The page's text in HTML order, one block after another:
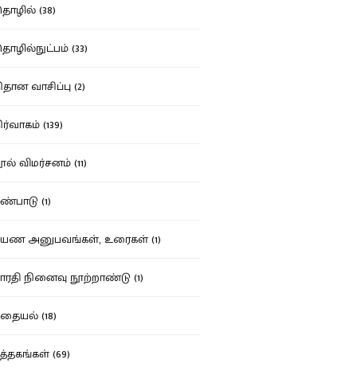
(38)
(33)
வாசிப்பு (2)
(139)
விமர்சனம் (11)
(1)
அனுபவங்கள், உரைகள் (1)
நினைவு நூற்றாண்டு (1)
(18)
(69)